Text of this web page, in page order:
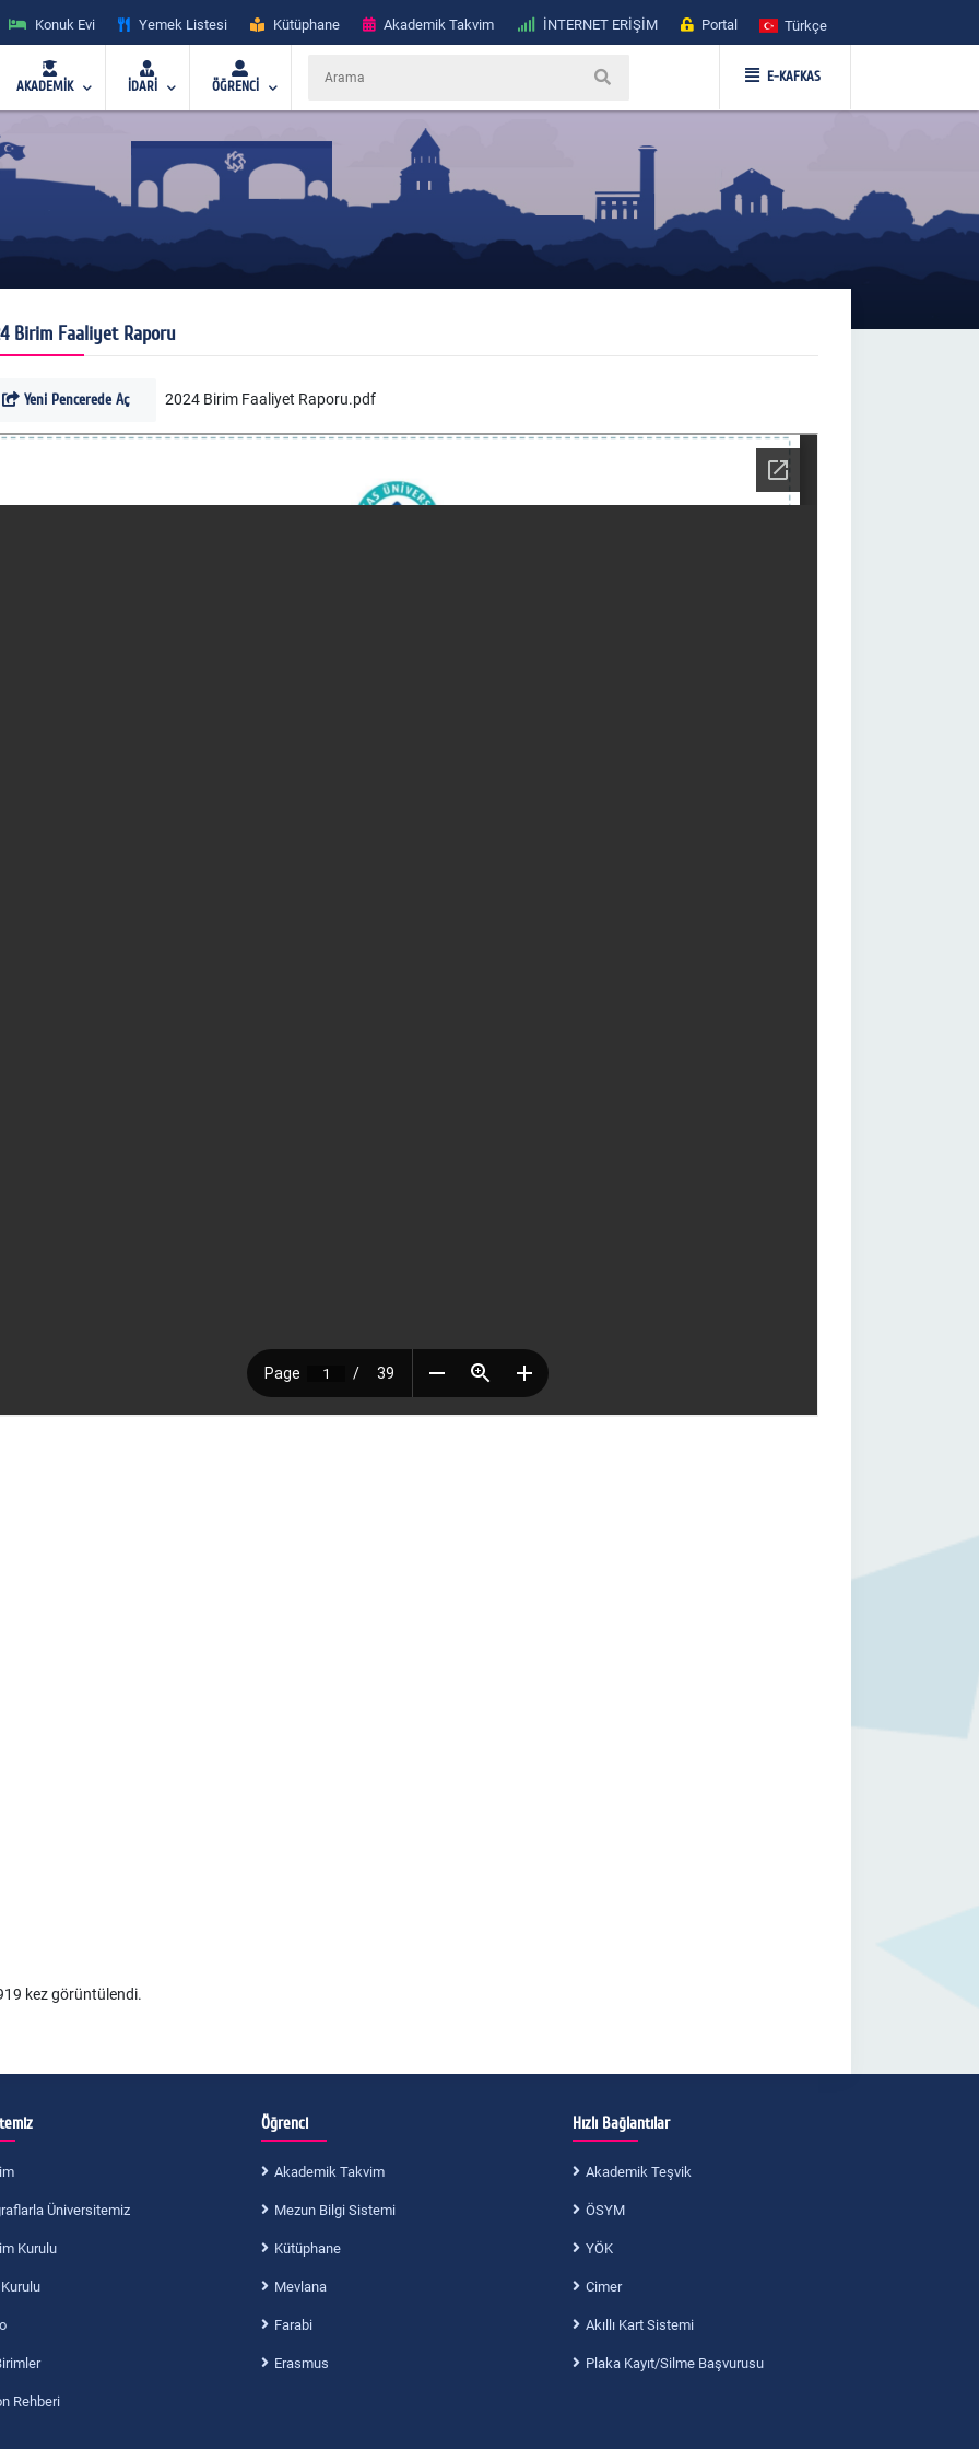
Konuk Evi Yemek Listesi Kütüphane Akademik Takvim İNTERNET ERİŞİM Portal Türkçe
AKADEMİK İDARİ ÖĞRENCİ
E-KAFKAS
Birim Faaliyet Raporu
Yeni Pencerede Aç 2024 Birim Faaliyet Raporu.pdf
kez görüntülendi.
Üniversitemiz
Kurulu
Rehberi
Öğrenci
Akademik Takvim
Mezun Bilgi Sistemi
Kütüphane
Mevlana
Farabi
Erasmus
Hızlı Bağlantılar
Akademik Teşvik
ÖSYM
YÖK
Cimer
Akıllı Kart Sistemi
Plaka Kayıt/Silme Başvurusu